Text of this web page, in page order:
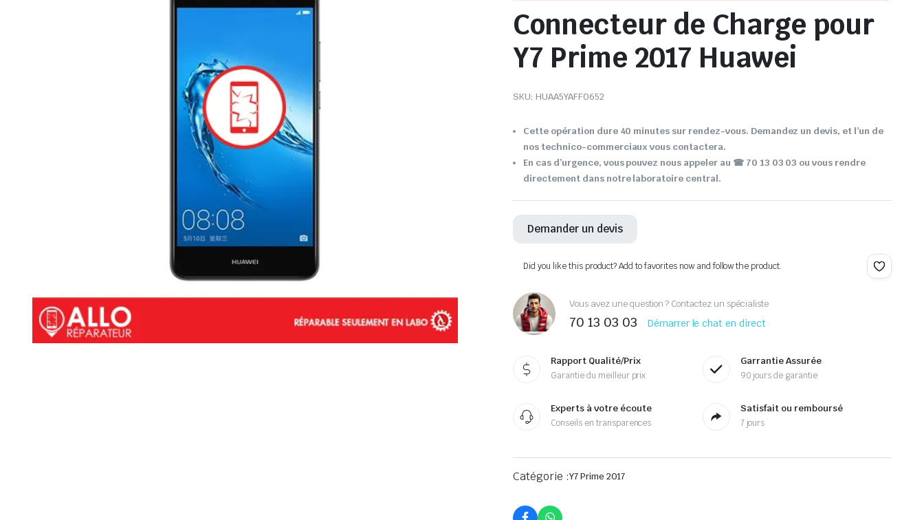
Connecteur de Charge pour
Y7 Prime 2017 Huawei
SKU: HUAA5YAFF0652
Cette opération dure 40 minutes sur rendez-vous. Demandez un devis, et l’un de
nos technico-commerciaux vous contactera.
En cas d’urgence, vous pouvez nous appeler au ☎ 70 13 03 03 ou vous rendre
directement dans notre laboratoire central.
Demander un devis
Did you like this product? Add to favorites now and follow the product.
Vous avez une question ? Contactez un spécialiste
70 13 03 03 Démarrer le chat en direct
Rapport Qualité/Prix
Garantie du meilleur prix
Garrantie Assurée
90 jours de garantie
Experts à votre écoute
Conseils en transparences
Satisfait ou remboursé
7 jours
Catégorie :Y7 Prime 2017